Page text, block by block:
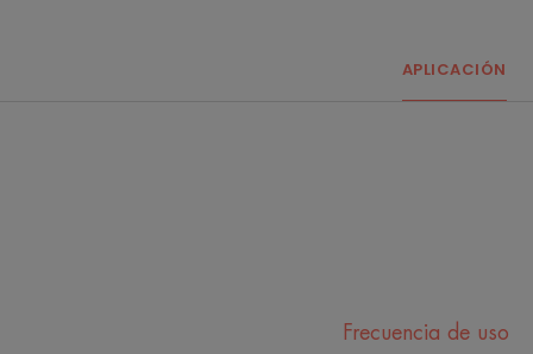
APLICACIÓN
Frecuencia de uso